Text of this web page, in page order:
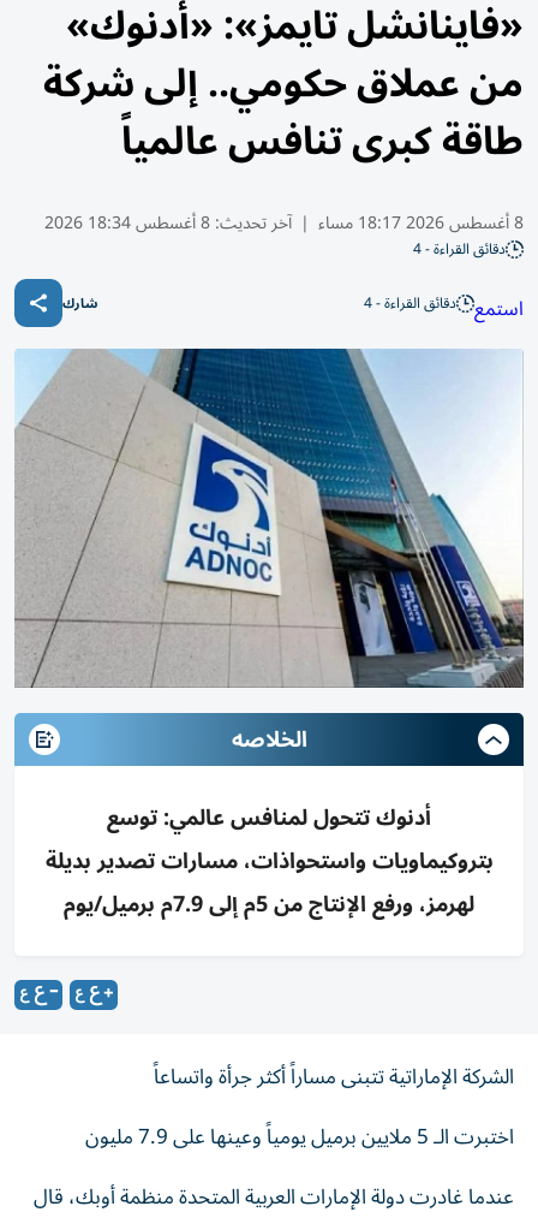
«فاينانشل تايمز»: «أدنوك»
من عملاق حكومي.. إلى شركة
طاقة كبرى تنافس عالمياً
8 أغسطس 2026 18:17 مساء | آخر تحديث:8 أغسطس 18:34 2026
دقائق القراءة - 4
استمع دقائق القراءة - 4 شارك
الخلاصه
أدنوك تتحول لمنافس عالمي: توسع
بتروكيماويات واستحواذات، مسارات تصدير بديلة
لهرمز، ورفع الإنتاج من 5م إلى 7.9م برميل/يوم
الشركة الإماراتية تتبنى مساراً أكثر جرأة واتساعاً
اختبرت الـ 5 ملايين برميل يومياً وعينها على 7.9 مليون
عندما غادرت دولة الإمارات العربية المتحدة منظمة أوبك، قال